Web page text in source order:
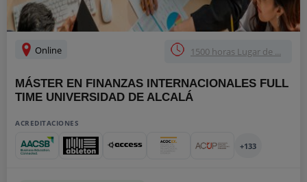
Online 1500 horas Lugar de ...
MÁSTER EN FINANZAS INTERNACIONALES FULL
TIME UNIVERSIDAD DE ALCALÁ
ACREDITACIONES
+133